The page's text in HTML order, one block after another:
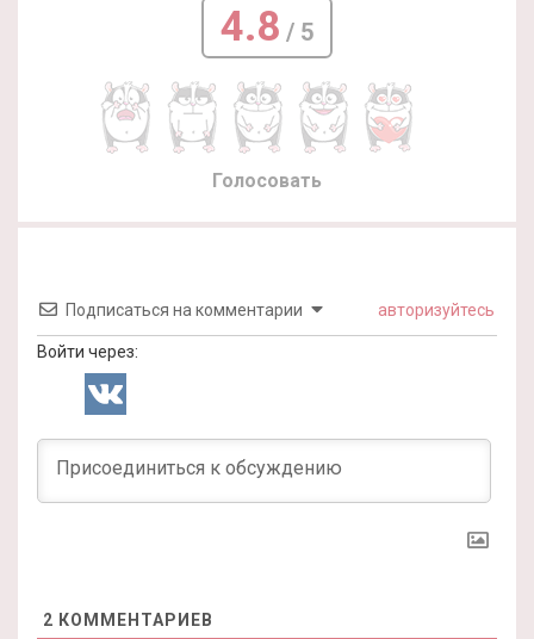
4.8 / 5
Голосовать
Подписаться на комментарии авторизуйтесь
Войти через:
2 КОММЕНТАРИЕВ